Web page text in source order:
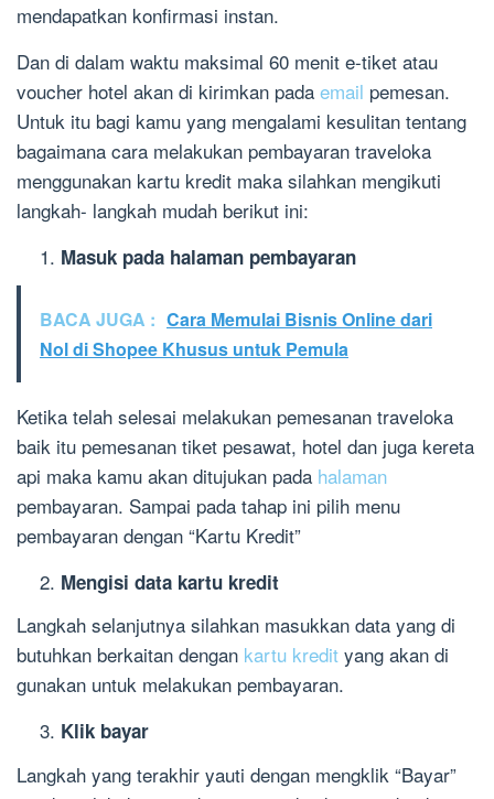
mendapatkan konfirmasi instan.
Dan di dalam waktu maksimal 60 menit e-tiket atau
voucher hotel akan di kirimkan pada email pemesan.
Untuk itu bagi kamu yang mengalami kesulitan tentang
bagaimana cara melakukan pembayaran traveloka
menggunakan kartu kredit maka silahkan mengikuti
langkah- langkah mudah berikut ini:
Masuk pada halaman pembayaran
BACA JUGA : Cara Memulai Bisnis Online dari
Nol di Shopee Khusus untuk Pemula
Ketika telah selesai melakukan pemesanan traveloka
baik itu pemesanan tiket pesawat, hotel dan juga kereta
api maka kamu akan ditujukan pada halaman
pembayaran. Sampai pada tahap ini pilih menu
pembayaran dengan “Kartu Kredit”
Mengisi data kartu kredit
Langkah selanjutnya silahkan masukkan data yang di
butuhkan berkaitan dengan kartu kredit yang akan di
gunakan untuk melakukan pembayaran.
Klik bayar
Langkah yang terakhir yauti dengan mengklik “Bayar”